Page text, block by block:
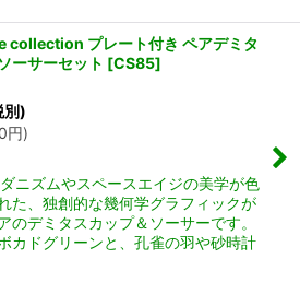
collection プレート付き ペアデミタ
ーサーセット [CS85]
別)
円)
ニズムやスペースエイジの美学が色
た、独創的な幾何学グラフィックが
のデミタスカップ＆ソーサーです。
カドグリーンと、孔雀の羽や砂時計